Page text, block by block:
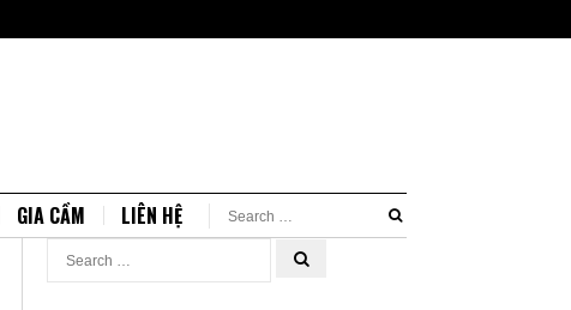
GIA CẦM LIÊN HỆ